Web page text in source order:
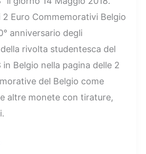
2 Euro Commemorativi Belgio
anniversario degli
rivolta studentesca del
in Belgio nella pagina delle 2
del Belgio come
altre monete con tirature,